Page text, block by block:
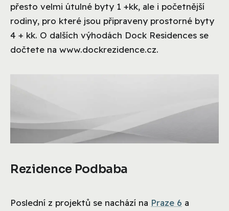
přesto velmi útulné byty 1 +kk, ale i početnější
rodiny, pro které jsou připraveny prostorné byty
4 + kk. O dalších výhodách Dock Residences se
dočtete na www.dockrezidence.cz.
Rezidence Podbaba
Poslední z projektů se nachází na Praze 6 a